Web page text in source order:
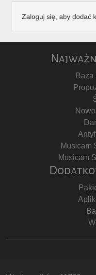
Zaloguj się, aby dodać
Baza
Musicam
Musicam